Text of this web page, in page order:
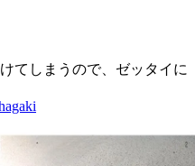
てしまうので、ゼッタイに